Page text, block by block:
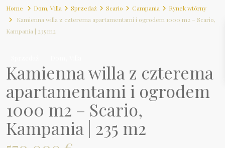
Home Dom,Villa Sprzedaż Scario Campania
Rynek wtórny
Kamienna willa z czterema apartamentami i ogrodem 1000 m2 – Scario,
Kampania | 235 m2
Kamienna willa z czterema
apartamentami i ogrodem
1000 m2 – Scario,
Kampania | 235 m2